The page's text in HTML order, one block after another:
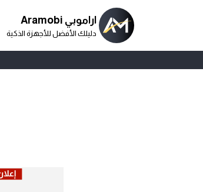
اراموبي Aramobi
دليلك الأفضل للأجهزة الذكية